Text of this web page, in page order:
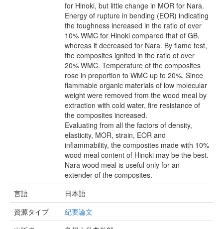
for Hinoki, but little change in MOR for Nara.
Energy of rupture in bending (EOR) indicating
the toughness increased in the ratio of over
10% WMC for Hinoki compared that of GB,
whereas it decreased for Nara. By flame test,
the composites ignited in the ratio of over
20% WMC. Temperature of the composites
rose in proportion to WMC up to 20%. Since
flammable organic materials of low molecular
weight were removed from the wood meal by
extraction with cold water, fire resistance of
the composites increased.
Evaluating from all the factors of density,
elasticity, MOR, strain, EOR and
inflammability, the composites made with 10%
wood meal content of Hinoki may be the best.
Nara wood meal is useful only for an
extender of the composites.
言語
日本語
資源タイプ
紀要論文